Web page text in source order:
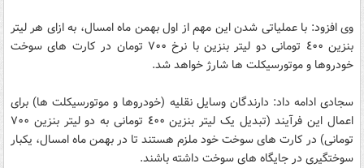
وی افزود: با عملیاتی شدن این مهم از اول بهمن ماه امسال، به ازای هر لیتر
بنزین ٤٠٠ تومانی دو لیتر بنزین با نرخ ٧٠٠ تومان در کارت های سوخت
خودروها و موتورسیکلت ها شارژ خواهد شد.
سجادی ادامه داد: دارندگان وسایل نقلیه (خودروها و موتورسیکلت ها) برای
اعمال این فرآیند (تبدیل یک لیتر بنزین ٤٠٠ تومانی به دو لیتر بنزین ٧٠٠
تومانی) در کارت های سوخت خود ملزم هستند تا در بهمن ماه امسال، یکبار
سوختگیری در جایگاه های سوخت داشته باشند.